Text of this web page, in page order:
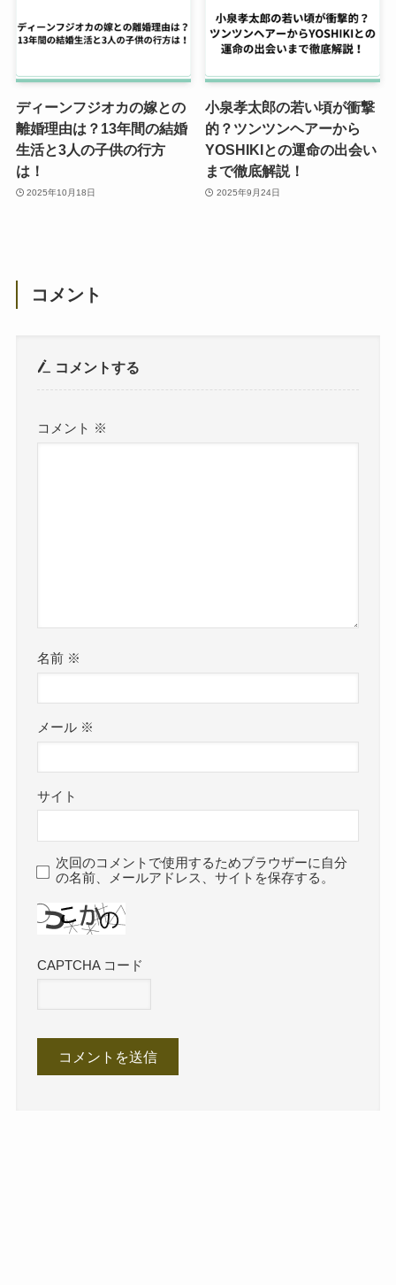
ディーンフジオカの嫁との
離婚理由は？13年間の結婚
生活と3人の子供の行方
は！
2025年10月18日
小泉孝太郎の若い頃が衝撃
的？ツンツンヘアーから
YOSHIKIとの運命の出会い
まで徹底解説！
2025年9月24日
コメント
コメントする
コメント ※
名前 ※
メール ※
サイト
次回のコメントで使用するためブラウザーに自分
の名前、メールアドレス、サイトを保存する。
CAPTCHA コード